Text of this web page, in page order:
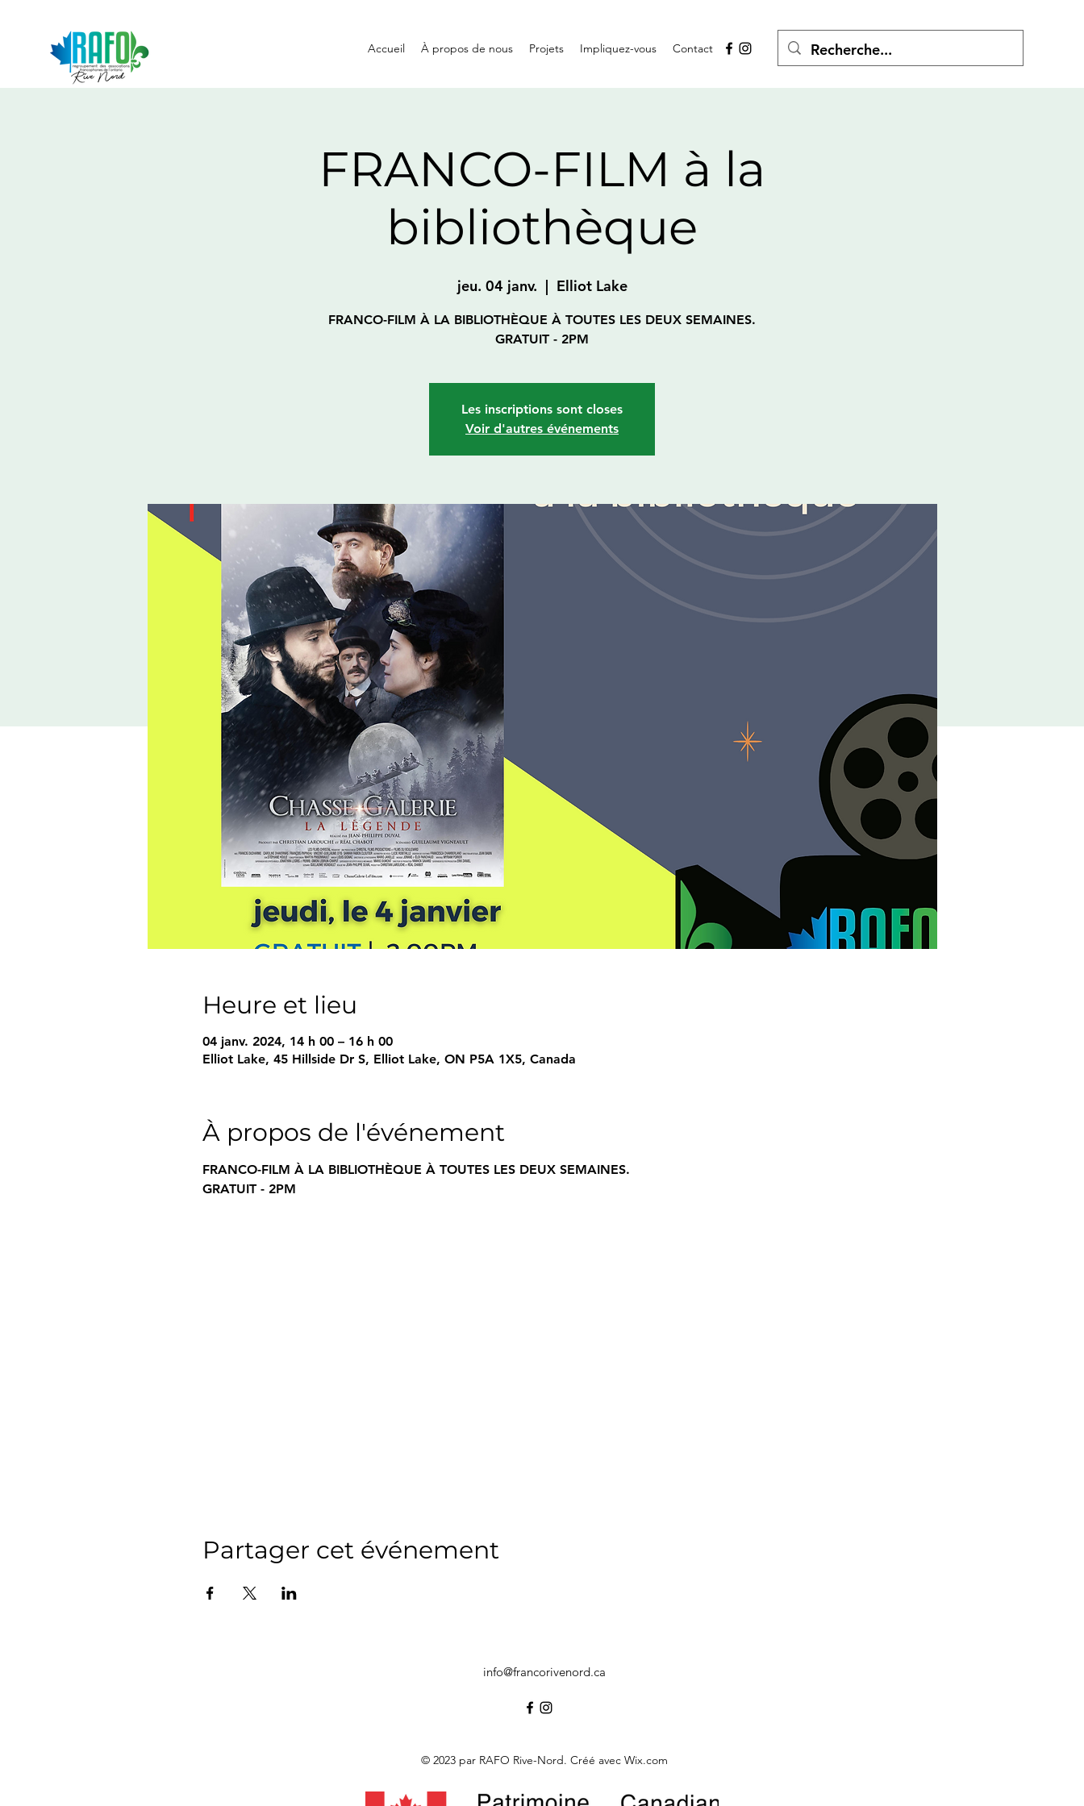
Accueil À propos de nous Projets Impliquez-vous Contact
FRANCO-FILM à la
bibliothèque
jeu. 04 janv.
  |
Elliot Lake
FRANCO-FILM À LA BIBLIOTHÈQUE À TOUTES LES DEUX SEMAINES.
GRATUIT - 2PM
Les inscriptions sont closes
Voir d'autres événements
Heure et lieu
04 janv. 2024, 14 h 00 – 16 h 00
Elliot Lake, 45 Hillside Dr S, Elliot Lake, ON P5A 1X5, Canada
À propos de l'événement
FRANCO-FILM À LA BIBLIOTHÈQUE À TOUTES LES DEUX SEMAINES.
GRATUIT - 2PM
Partager cet événement
info@francorivenord.ca
© 2023 par RAFO Rive-Nord. Créé avec Wix.com